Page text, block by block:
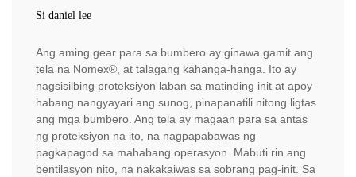
Si daniel lee
Ang aming gear para sa bumbero ay ginawa gamit ang
tela na Nomex®, at talagang kahanga-hanga. Ito ay
nagsisilbing proteksiyon laban sa matinding init at apoy
habang nangyayari ang sunog, pinapanatili nitong ligtas
ang mga bumbero. Ang tela ay magaan para sa antas
ng proteksiyon na ito, na nagpapabawas ng
pagkapagod sa mahabang operasyon. Mabuti rin ang
bentilasyon nito, na nakakaiwas sa sobrang pag-init. Sa